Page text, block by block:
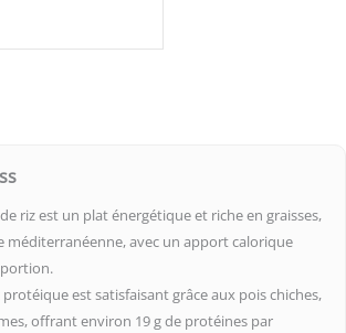
riz est un plat énergétique et riche en graisses,
méditerranéenne, avec un apport calorique
est satisfaisant grâce aux pois chiches,
offrant environ 19 g de protéines par